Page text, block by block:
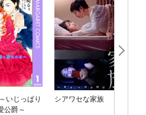
いじっぱり
公爵～
シアワセな家族